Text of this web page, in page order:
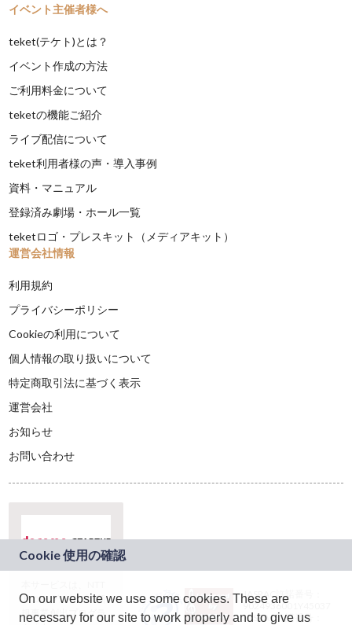
イベント主催者様へ
teket(テケト)とは？
イベント作成の方法
ご利用料金について
teketの機能ご紹介
ライブ配信について
teket利用者様の声・導入事例
資料・マニュアル
登録済み劇場・ホール一覧
teketロゴ・プレスキット（メディアキット）
運営会社情報
利用規約
プライバシーポリシー
Cookieの利用について
個人情報の取り扱いについて
特定商取引法に基づく表示
運営会社
お知らせ
お問い合わせ
ドコモグループの新
規事業創出プログラ
JASRAC許諾番号：
9024936001Y45037
JASRAC許諾番号：
On our website we use some cookies. These are
necessary for our site to work properly and to give us